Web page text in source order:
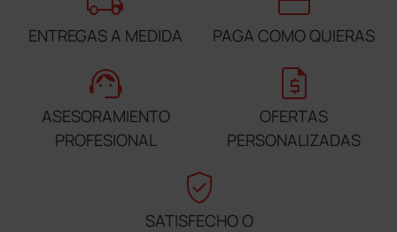
ENTREGAS A MEDIDA PAGA COMO QUIERAS
support_agent
ASESORAMIENTO
PROFESIONAL
request_quote
OFERTAS
PERSONALIZADAS
verified_user
SATISFECHO O